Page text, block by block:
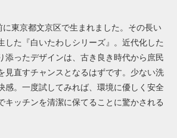
東京都文京区で生まれました。その長い
した『白いたわしシリーズ』。近代化した
添ったデザインは、古き良き時代から庶民
見直すチャンスとなるはずです。少ない洗
感。一度試してみれば、環境に優しく安全
キッチンを清潔に保てることに驚かされる